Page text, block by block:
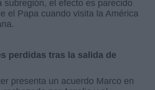
subregión, el efecto es parecido
el Papa cuando visita la América
perdidas tras la salida de
presenta un acuerdo Marco en